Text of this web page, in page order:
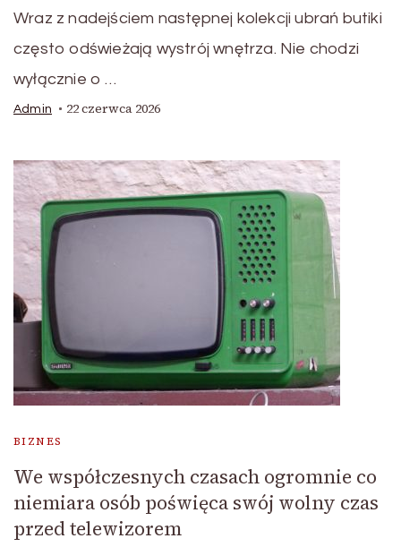
Wraz z nadejściem następnej kolekcji ubrań butiki
często odświeżają wystrój wnętrza. Nie chodzi
wyłącznie o …
Admin 22 czerwca 2026
BIZNES
We współczesnych czasach ogromnie co
niemiara osób poświęca swój wolny czas
przed telewizorem